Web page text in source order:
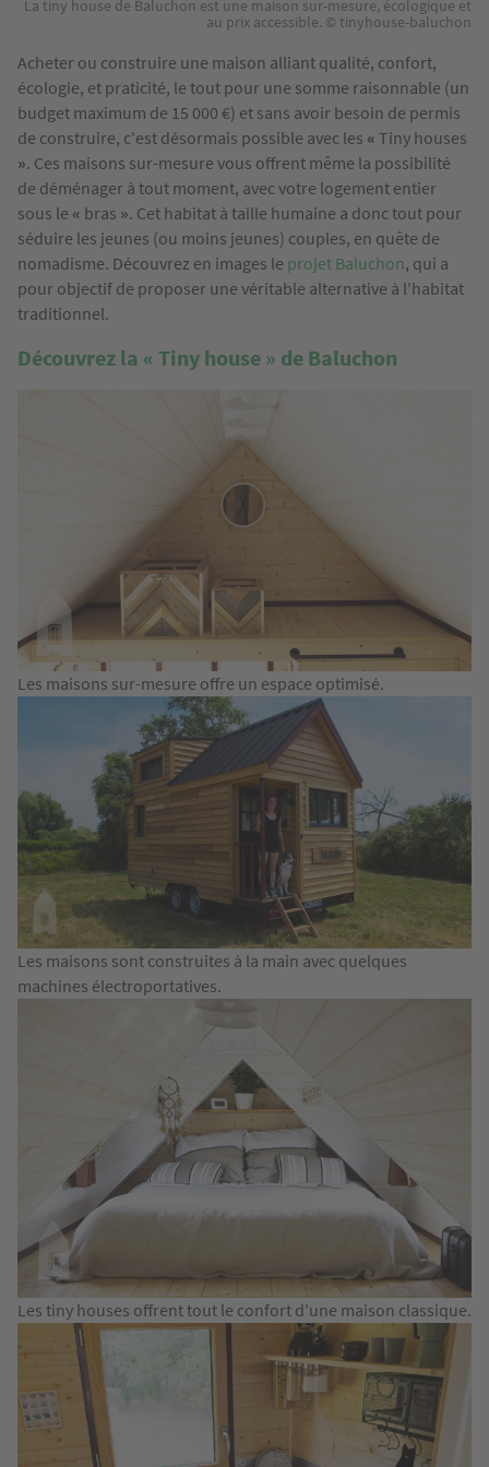
La tiny house de Baluchon est une maison sur-mesure, écologique et
au prix accessible. © tinyhouse-baluchon
Acheter ou construire une maison alliant qualité, confort,
écologie, et praticité, le tout pour une somme raisonnable (un
budget maximum de 15 000 €) et sans avoir besoin de permis
de construire, c'est désormais possible avec les « Tiny houses
». Ces maisons sur-mesure vous offrent même la possibilité
de déménager à tout moment, avec votre logement entier
sous le « bras ». Cet habitat à taille humaine a donc tout pour
séduire les jeunes (ou moins jeunes) couples, en quête de
nomadisme. Découvrez en images le projet Baluchon, qui a
pour objectif de proposer une véritable alternative à l'habitat
traditionnel.
Découvrez la « Tiny house » de Baluchon
Les maisons sur-mesure offre un espace optimisé.
Les maisons sont construites à la main avec quelques
machines électroportatives.
Les tiny houses offrent tout le confort d'une maison classique.